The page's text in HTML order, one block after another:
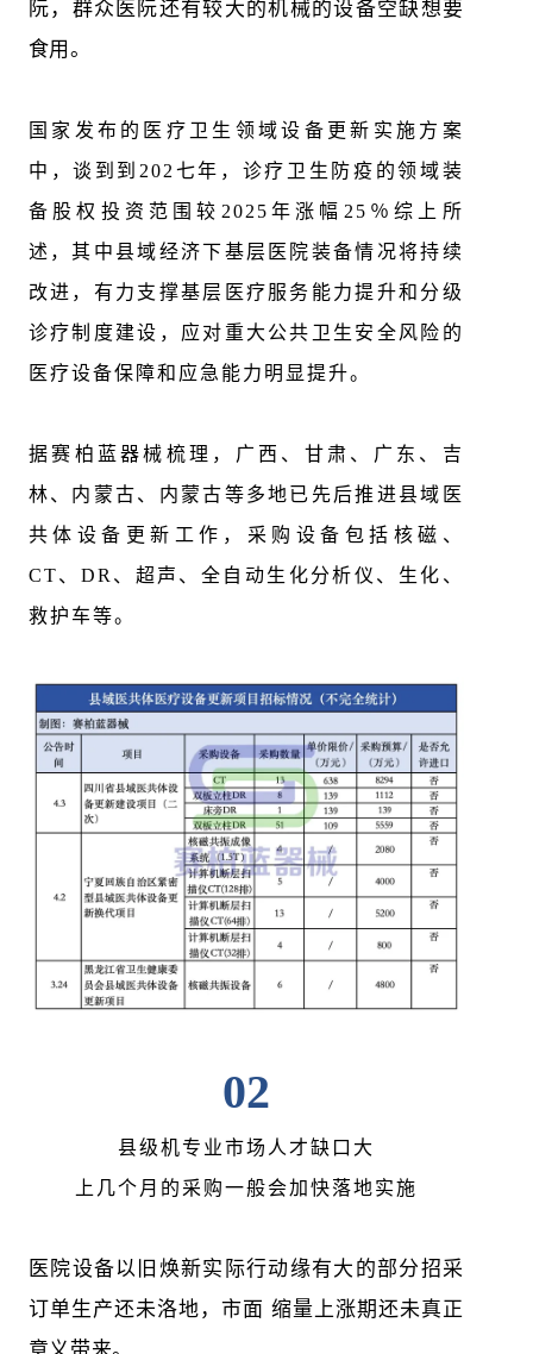
阮，群众医阮还有较大的机械的设备空缺想要
食用。
国家发布的医疗卫生领域设备更新实施方案
中，谈到到202七年，诊疗卫生防疫的领域装
备股权投资范围较2025年涨幅25％综上所
述，其中县域经济下基层医院装备情况将持续
改进，有力支撑基层医疗服务能力提升和分级
诊疗制度建设，应对重大公共卫生安全风险的
医疗设备保障和应急能力明显提升。
据赛柏蓝器械梳理，广西、甘肃、广东、吉
林、内蒙古、内蒙古等多地已先后推进县域医
共体设备更新工作，采购设备包括核磁、
CT、DR、超声、全自动生化分析仪、生化、
救护车等。
02
县级机专业市场人才缺口大
上几个月的采购一般会加快落地实施
医院设备以旧焕新实际行动缘有大的部分招采
订单生产还未洛地，市面 缩量上涨期还未真正